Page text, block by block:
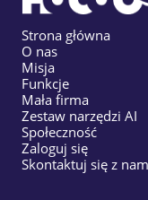
Strona główna
O nas
Misja
Funkcje
Mała firma
Zestaw narzędzi AI
Społeczność
Zaloguj się
Skontaktuj się z